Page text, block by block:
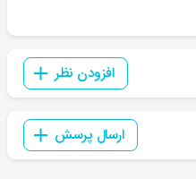
افزودن نظر
ارسال پرسش